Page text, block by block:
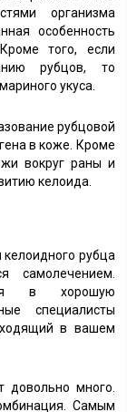
организма
особенность
того, если
рубцов, то
укуса.
рубцовой
в коже. Кроме
вокруг раны и
келоида.
келоидного рубца
самолечением.
в хорошую
специалисты
в вашем
довольно много.
Самым